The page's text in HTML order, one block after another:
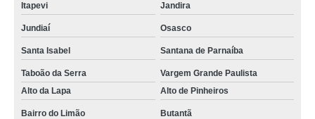
Itapevi Jandira
Jundiaí Osasco
Santa Isabel Santana de Parnaíba
Taboão da Serra
Vargem Grande Paulista
Alto da Lapa
Alto de Pinheiros
Bairro do Limão Butantã